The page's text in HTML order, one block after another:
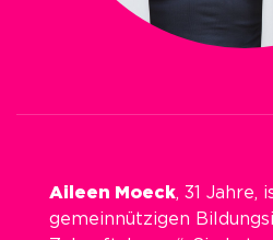
Aileen Moeck, 31 Jahre,
gemeinnützigen